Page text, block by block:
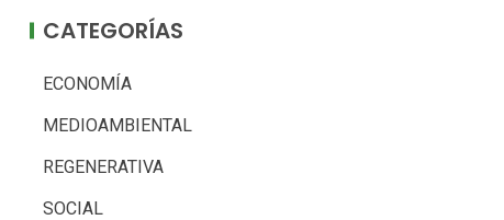
CATEGORÍAS
ECONOMÍA
MEDIOAMBIENTAL
REGENERATIVA
SOCIAL